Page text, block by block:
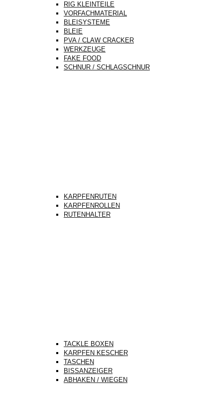
RIG KLEINTEILE
VORFACHMATERIAL
BLEISYSTEME
BLEIE
PVA / CLAW CRACKER
WERKZEUGE
FAKE FOOD
SCHNUR / SCHLAGSCHNUR
KARPFENRUTEN
KARPFENROLLEN
RUTENHALTER
TACKLE BOXEN
KARPFEN KESCHER
TASCHEN
BISSANZEIGER
ABHAKEN / WIEGEN